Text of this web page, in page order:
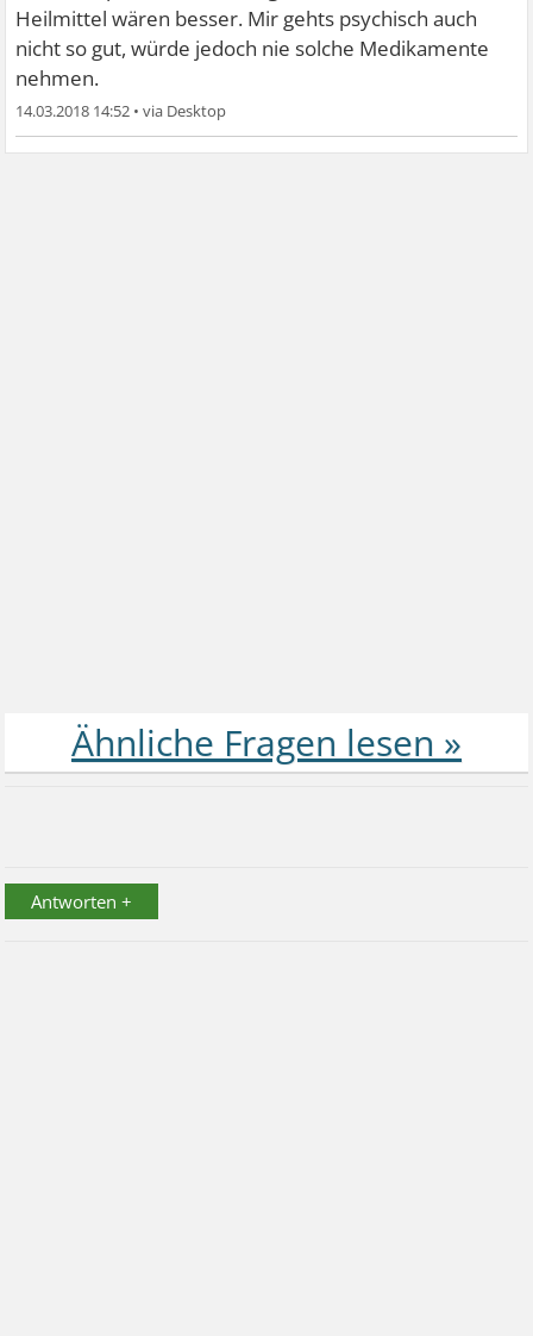
Heilmittel wären besser. Mir gehts psychisch auch
nicht so gut, würde jedoch nie solche Medikamente
nehmen.
14.03.2018 14:52 •
Antworten +